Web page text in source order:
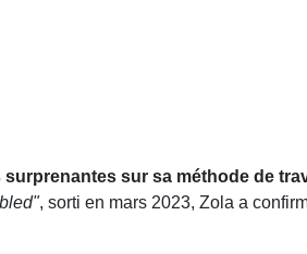
surprenantes sur sa méthode de
", sorti en mars 2023, Zola a